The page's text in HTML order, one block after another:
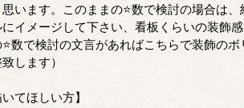
います。このままの⭐️数で検討の場合は、
イメージして下さい、看板くらいの装飾
数で検討の文言があればこちらで装飾のボ
します）
てほしい方】